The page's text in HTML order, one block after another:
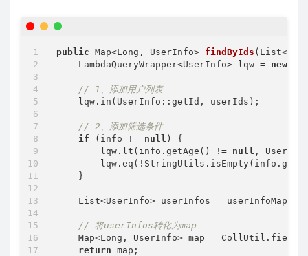
public Map<Long, UserInfo> findByIds
    LambdaQueryWrapper<UserInfo> lqw =
new
// 1、添加用户列表
    lqw.in(UserInfo::getId, userIds);
// 2、添加筛选条件
if (info != null ) {
        lqw.lt(info.getAge() !=
null ,
    }
List<UserInfo> userInfos =
// 将userInfos转化为map
Map<Long, UserInfo> map =
return map;